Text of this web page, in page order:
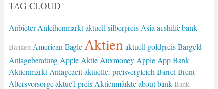
TAG CLOUD
Anbieter Anleihenmarkt aktuell silberpreis Asia aushilfe bank
Banken American Eagle Aktien aktuell goldpreis Bargeld
Anlageberatung Apple Aktie Auxmoney Apple App Bank
Aktienmarkt Anlagezeit aktueller preisvergleich Barrel Brent
Altersvorsorge aktuell preis Aktienmärkte about bank Bank